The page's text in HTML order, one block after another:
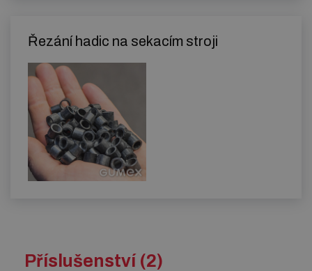
Řezání hadic na sekacím stroji
Příslušenství (2)